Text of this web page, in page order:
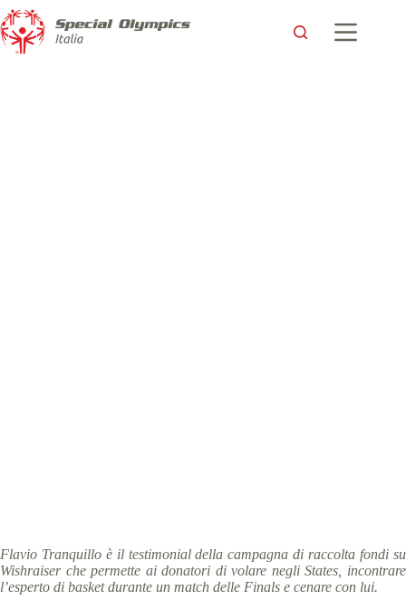
Flavio Tranquillo è il testimonial della campagna di raccolta fondi su
Wishraiser che permette ai donatori di volare negli States, incontrare
l’esperto di basket durante un match delle Finals e cenare con lui.